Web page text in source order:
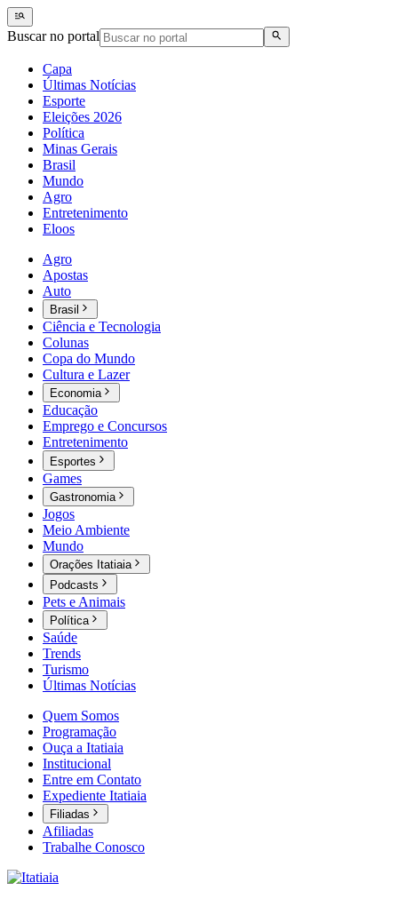
Buscar no portal
Capa
Últimas Notícias
Esporte
Eleições 2026
Política
Minas Gerais
Brasil
Mundo
Agro
Entretenimento
Eloos
Agro
Apostas
Auto
Brasil
Ciência e Tecnologia
Colunas
Copa do Mundo
Cultura e Lazer
Economia
Educação
Emprego e Concursos
Entretenimento
Esportes
Games
Gastronomia
Jogos
Meio Ambiente
Mundo
Orações Itatiaia
Podcasts
Pets e Animais
Política
Saúde
Trends
Turismo
Últimas Notícias
Quem Somos
Programação
Ouça a Itatiaia
Institucional
Entre em Contato
Expediente Itatiaia
Filiadas
Afiliadas
Trabalhe Conosco